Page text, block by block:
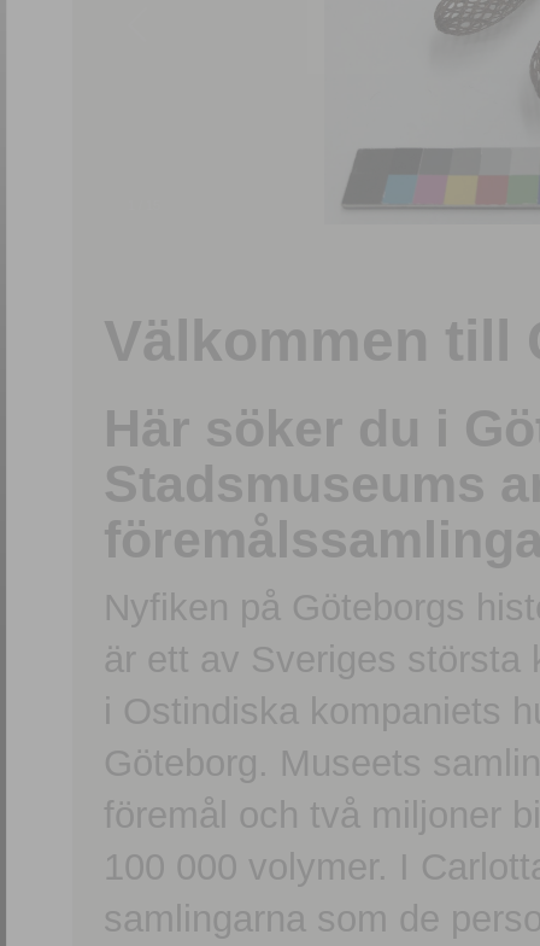
Välkommen till
Här söker du i
Stadsmuseums
Nyfiken på Göteborgs
är ett av Sveriges största
i Ostindiska kompaniets
Göteborg. Museets
föremål och två miljoner
100 000 volymer. I
samlingarna som de